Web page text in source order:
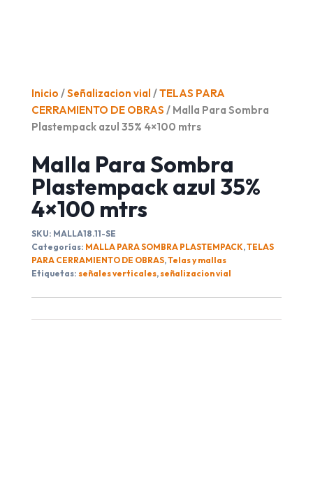
Inicio /Señalizacion vial /TELAS PARA
CERRAMIENTO DE OBRAS / Malla Para Sombra
Plastempack azul 35% 4×100 mtrs
Malla Para Sombra
Plastempack azul 35%
4×100 mtrs
SKU: MALLA18.11-SE
Categorías: MALLA PARA SOMBRA PLASTEMPACK,TELAS
PARA CERRAMIENTO DE OBRAS,Telas y mallas
Etiquetas: señales verticales,señalizacion vial